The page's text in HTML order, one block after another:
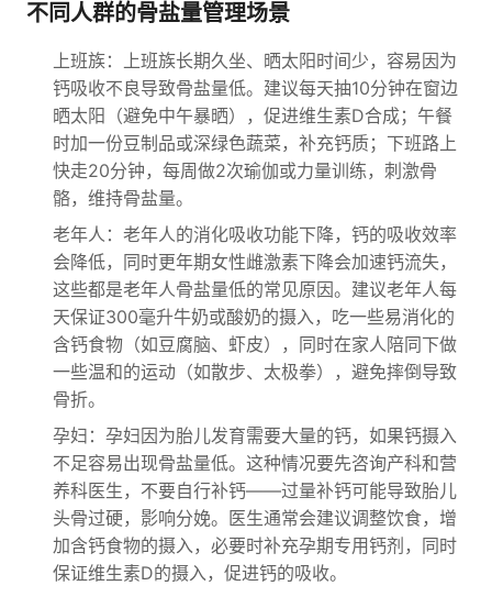
不同人群的骨盐量管理场景
上班族：上班族长期久坐、晒太阳时间少，容易因为
钙吸收不良导致骨盐量低。建议每天抽10分钟在窗边
晒太阳（避免中午暴晒），促进维生素D合成；午餐
时加一份豆制品或深绿色蔬菜，补充钙质；下班路上
快走20分钟，每周做2次瑜伽或力量训练，刺激骨
骼，维持骨盐量。
老年人：老年人的消化吸收功能下降，钙的吸收效率
会降低，同时更年期女性雌激素下降会加速钙流失，
这些都是老年人骨盐量低的常见原因。建议老年人每
天保证300毫升牛奶或酸奶的摄入，吃一些易消化的
含钙食物（如豆腐脑、虾皮），同时在家人陪同下做
一些温和的运动（如散步、太极拳），避免摔倒导致
骨折。
孕妇：孕妇因为胎儿发育需要大量的钙，如果钙摄入
不足容易出现骨盐量低。这种情况要先咨询产科和营
养科医生，不要自行补钙——过量补钙可能导致胎儿
头骨过硬，影响分娩。医生通常会建议调整饮食，增
加含钙食物的摄入，必要时补充孕期专用钙剂，同时
保证维生素D的摄入，促进钙的吸收。